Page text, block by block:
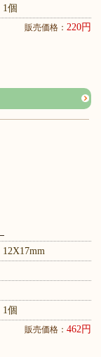
1個
販売価格： 220円
12X17mm
1個
販売価格： 462円